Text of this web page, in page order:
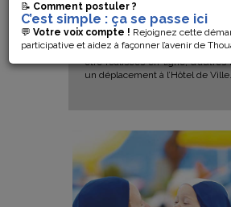
📝 Comment postuler ?
C’est simple : ça se passe ici
💬 Votre voix compte ! Rejoignez cette
participative et aidez à façonner l’avenir de
Retrouvez ici les informations
démarches de l’état-civil
naissances. Certaines
être réalisées en ligne, d’autres
un déplacement à l’Hôtel de Ville.